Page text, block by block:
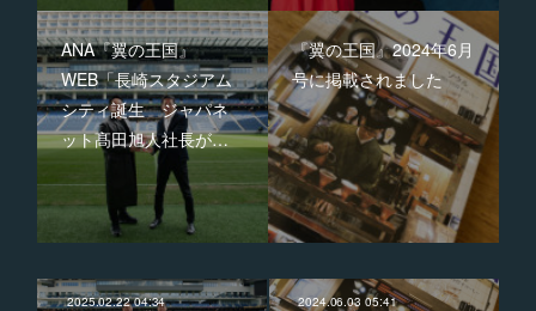
ANA『翼の王国』
WEB「長崎スタジアム
シティ誕生 ジャパネ
ット髙田旭人社長が…
『翼の王国』2024年6月
号に掲載されました
2025.02.22 04:34 2024.06.03 05:41